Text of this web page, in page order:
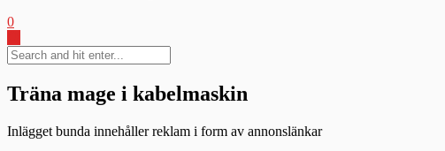
0
Träna mage i kabelmaskin
Inlägget bunda innehåller reklam i form av annonslänkar